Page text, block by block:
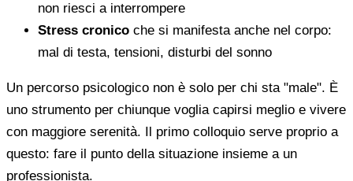
non riesci a interrompere
Stress cronico che si manifesta anche nel corpo:
mal di testa, tensioni, disturbi del sonno
Un percorso psicologico non è solo per chi sta "male". È
uno strumento per chiunque voglia capirsi meglio e vivere
con maggiore serenità. Il primo colloquio serve proprio a
questo: fare il punto della situazione insieme a un
professionista.